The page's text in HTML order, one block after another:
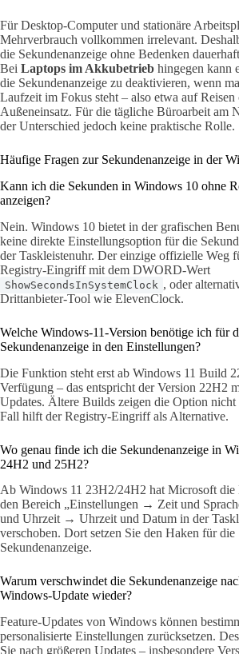
Für Desktop-Computer und stationäre
Mehrverbrauch vollkommen irrelevant.
die Sekundenanzeige ohne Bedenken
Bei Laptops im Akkubetrieb hingegen kann
die Sekundenanzeige zu deaktivieren, wenn
Laufzeit im Fokus steht – also etwa auf Reisen
Außeneinsatz. Für die tägliche Büroarbeit am
der Unterschied jedoch keine praktische Rolle.
Häufige Fragen zur Sekundenanzeige in der
Kann ich die Sekunden in Windows 10 ohne
anzeigen?
Nein. Windows 10 bietet in der grafischen
keine direkte Einstellungsoption für die
der Taskleistenuhr. Der einzige offizielle Weg
Registry-Eingriff mit dem DWORD-Wert
ShowSecondsInSystemClock , oder
Drittanbieter-Tool wie ElevenClock.
Welche Windows-11-Version benötige ich für
Sekundenanzeige in den Einstellungen?
Die Funktion steht erst ab Windows 11 Build
Verfügung – das entspricht der Version 22H2
Updates. Ältere Builds zeigen die Option nicht
Fall hilft der Registry-Eingriff als Alternative.
Wo genau finde ich die Sekundenanzeige in
24H2 und 25H2?
Ab Windows 11 23H2/24H2 hat Microsoft die
den Bereich „Einstellungen → Zeit und
und Uhrzeit → Uhrzeit und Datum in der
verschoben. Dort setzen Sie den Haken für die
Sekundenanzeige.
Warum verschwindet die Sekundenanzeige
Windows-Update wieder?
Feature-Updates von Windows können
personalisierte Einstellungen zurücksetzen.
Sie nach größeren Updates – insbesondere